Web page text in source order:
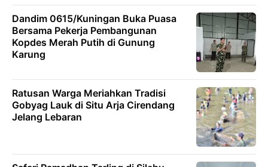
Dandim 0615/Kuningan Buka Puasa
Bersama Pekerja Pembangunan
Kopdes Merah Putih di Gunung
Karung
Ratusan Warga Meriahkan Tradisi
Gobyag Lauk di Situ Arja Cirendang
Jelang Lebaran